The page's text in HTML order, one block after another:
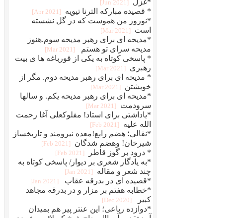
[2021 Jun]
* قصیده مبارکه الترنا تیویه [2021 Apr]
*نوروز من هموست که در گل نشسته
است
[2021 Mar]
*مدیحه ای برای رهبر مدیحه سوم.هنوز
مدیحه سرای تو هستم
[2021 Mar]
* پاسخی کوتاه به یکی از قورباغه ها ی بیت
رهبری
[2021 Mar]
* مدیحه ای برای رهبر مدیحه دوم. مگر از
خویشتن
[2021 Mar]
*مدیحه ای برای رهبر مدیحه یکم. و سالها
سرودمت
[2021 Mar]
*یاداشتی برای استاد! مفلوکعلی آغا رحمت
الله علیه
[2021 Feb]
*نقالی؛ هضم رابع!معده نیرومند و تاریخساز
شیرخان! وهضم شدگان
[2021 Feb]
* درود بر گوز قاطر [2021 Feb]
*به یادگار شعری بر دیوار/ پاسخی کوتاه به
چند شعر و مقاله
[2021 Jan]
*قصیده ای در بدرقه عقاب [2021 Jan]
*خطابه هفتم بر مزار و در بدرقه مجاهد
کبیر
[2020 Dec]
*دوازده رباعی؛ این عنتر پیر هم بمیدان